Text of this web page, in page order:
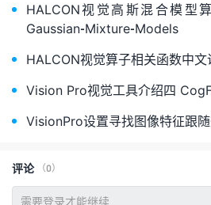
HALCON视觉高斯混合模型
Gaussian-Mixture-Models
HALCON视觉算子相关函数中
Vision Pro视觉工具介绍四
VisionPro设置寻找图像特征跟
评论（0）